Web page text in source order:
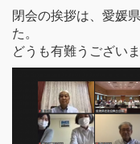
閉会の挨拶は、愛媛
た。
どうも有難うございま